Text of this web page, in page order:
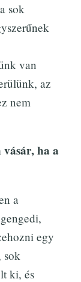
sok
van
az
nem
ha a
a
egy
sok
ki, és